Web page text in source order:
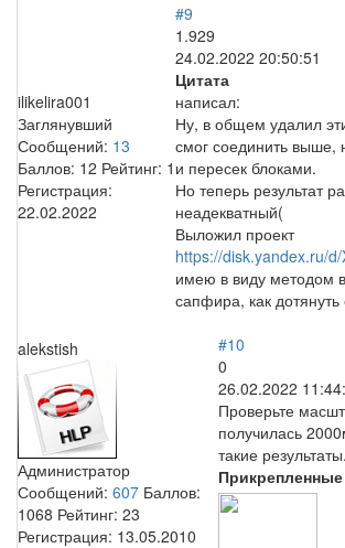
ilikelira001
Заглянувший
Сообщений: 13
Баллов: 12 Рейтинг: 1
Регистрация:
22.02.2022
#9
1.929
24.02.2022 20:50:51
Цитата
написал:
Ну, в общем удалил
смог соединить выше,
и пересек блоками.
Но теперь результат
неадекватный(
Выложил проект
https://disk.yandex.ru/
имею в виду методом
сапфира, как дотянуть
alekstish
Администратор
Сообщений: 607 Баллов:
1068 Рейтинг: 23
Регистрация: 13.05.2010
#10
0
26.02.2022
Проверьте
получилась
такие результаты.